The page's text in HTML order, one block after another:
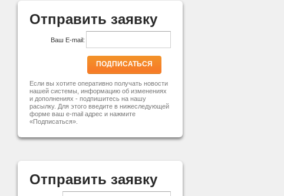
Отправить заявку
Ваш E-mail:
ПОДПИСАТЬСЯ
Если вы хотите оперативно получать новости
нашей системы, информацию об изменениях
и дополнениях - подпишитесь на нашу
расылку. Для этого введите в нижеследующей
форме ваш e-mail адрес и нажмите
«Подписаться».
Отправить заявку